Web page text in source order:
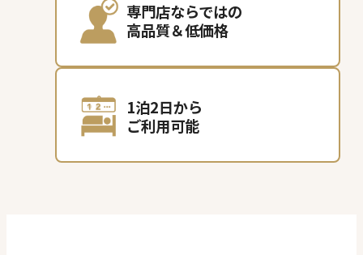
専門店ならではの
高品質＆低価格
1泊2日から
ご利用可能